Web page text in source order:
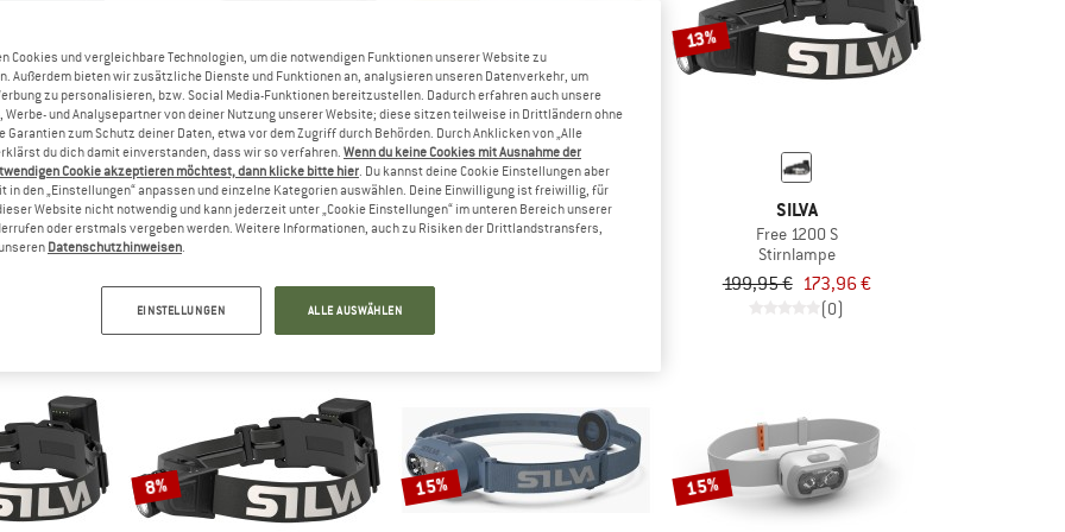
5
SILVA
Free 3000 M
329,95 € 287,06 €
SILVA
Smini Fly
13%
SILVA
Free 1200 S
Stirnlampe
199,95 € 173,96 €
(0)
8% 15% 15%
Cookies und vergleichbare Technologien, um die notwendigen Funktionen unserer Website zu
Außerdem bieten wir zusätzliche Dienste und Funktionen an, analysieren unseren Datenverkehr, um
zu personalisieren, bzw. Social Media-Funktionen bereitzustellen. Dadurch erfahren auch unsere
Werbe- und Analysepartner von deiner Nutzung unserer Website; diese sitzen teilweise in Drittländern ohne
Garantien zum Schutz deiner Daten, etwa vor dem Zugriff durch Behörden. Durch Anklicken von „Alle
du dich damit einverstanden, dass wir so verfahren. Wenn du keine Cookies mit Ausnahme der
Cookie akzeptieren möchtest, dann klicke bitte hier. Du kannst deine Cookie Einstellungen aber
in den „Einstellungen“ anpassen und einzelne Kategorien auswählen. Deine Einwilligung ist freiwillig, für
Website nicht notwendig und kann jederzeit unter „Cookie Einstellungen“ im unteren Bereich unserer
oder erstmals vergeben werden. Weitere Informationen, auch zu Risiken der Drittlandstransfers,
Datenschutzhinweisen.
EINSTELLUNGEN ALLE AUSWÄHLEN